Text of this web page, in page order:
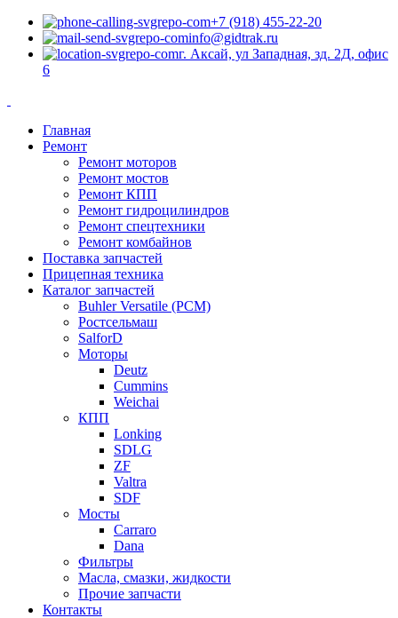
+7 (918) 455-22-20
info@gidtrak.ru
г. Аксай, ул Западная, зд. 2Д, офис
6
Главная
Ремонт
Ремонт моторов
Ремонт мостов
Ремонт КПП
Ремонт гидроцилиндров
Ремонт спецтехники
Ремонт комбайнов
Поставка запчастей
Прицепная техника
Каталог запчастей
Buhler Versatile (РСМ)
Ростсельмаш
SalforD
Моторы
Deutz
Cummins
Weichai
КПП
Lonking
SDLG
ZF
Valtra
SDF
Мосты
Carraro
Dana
Фильтры
Масла, смазки, жидкости
Прочие запчасти
Контакты